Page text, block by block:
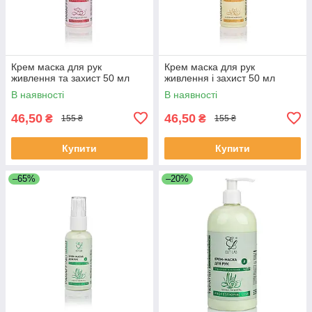
Крем маска для рук
живлення та захист 50 мл
В наявності
46,50 ₴ 155 ₴
Купити
Крем маска для рук
живлення і захист 50 мл
В наявності
46,50 ₴ 155 ₴
Купити
–65% –20%